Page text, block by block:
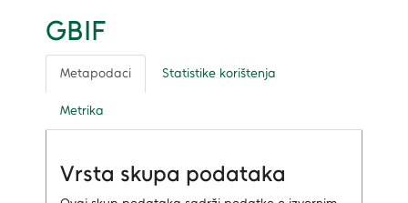
GBIF
Metapodaci Statistike korištenja
Metrika
Vrsta skupa podataka